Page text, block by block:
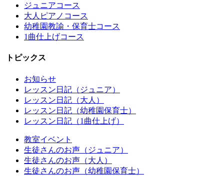
ジュニアコース
大人ピアノコース
幼稚園教諭・保育士コース
1曲仕上げコース
トピックス
お知らせ
レッスン日記（ジュニア）
レッスン日記（大人）
レッスン日記（幼稚園保育士）
レッスン日記（1曲仕上げ）
教室イベント
生徒さんのお声（ジュニア）
生徒さんのお声（大人）
生徒さんのお声（幼稚園保育士）